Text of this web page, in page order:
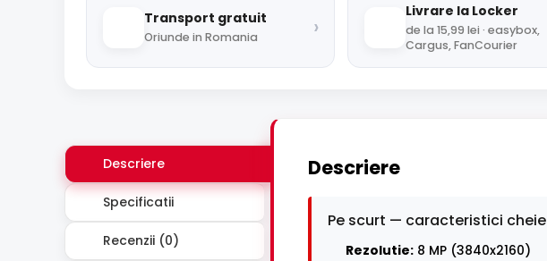
Transport gratuit
Oriunde in Romania ›
Livrare la Locker
de la 15,99 lei · easybox,
Cargus, FanCourier
Descriere
Specificatii
Recenzii (0)
Descriere
Pe scurt — caracteristici cheie
Rezolutie: 8 MP (3840x2160)